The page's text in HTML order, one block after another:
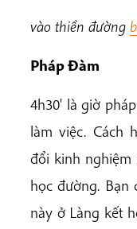
vào thiền đường
Pháp Đàm
4h30' là giờ
làm việc. Cách
đổi kinh nghiệm
học đường. Bạn
này ở Làng kết